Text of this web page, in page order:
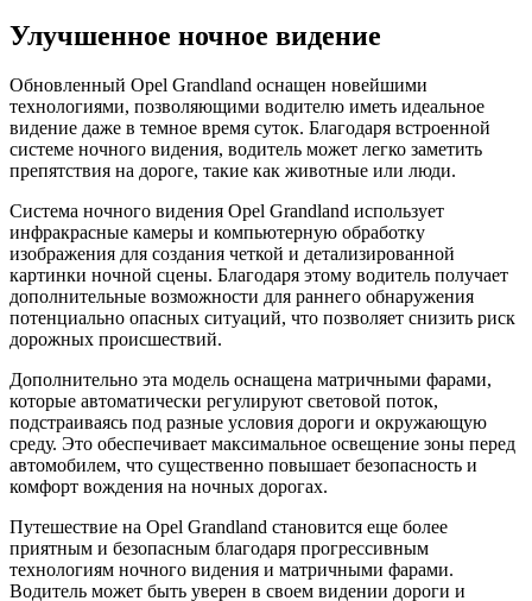
Улучшенное ночное видение
Обновленный Opel Grandland оснащен новейшими
технологиями, позволяющими водителю иметь идеальное
видение даже в темное время суток. Благодаря встроенной
системе ночного видения, водитель может легко заметить
препятствия на дороге, такие как животные или люди.
Система ночного видения Opel Grandland использует
инфракрасные камеры и компьютерную обработку
изображения для создания четкой и детализированной
картинки ночной сцены. Благодаря этому водитель получает
дополнительные возможности для раннего обнаружения
потенциально опасных ситуаций, что позволяет снизить риск
дорожных происшествий.
Дополнительно эта модель оснащена матричными фарами,
которые автоматически регулируют световой поток,
подстраиваясь под разные условия дороги и окружающую
среду. Это обеспечивает максимальное освещение зоны перед
автомобилем, что существенно повышает безопасность и
комфорт вождения на ночных дорогах.
Путешествие на Opel Grandland становится еще более
приятным и безопасным благодаря прогрессивным
технологиям ночного видения и матричными фарами.
Водитель может быть уверен в своем видении дороги и